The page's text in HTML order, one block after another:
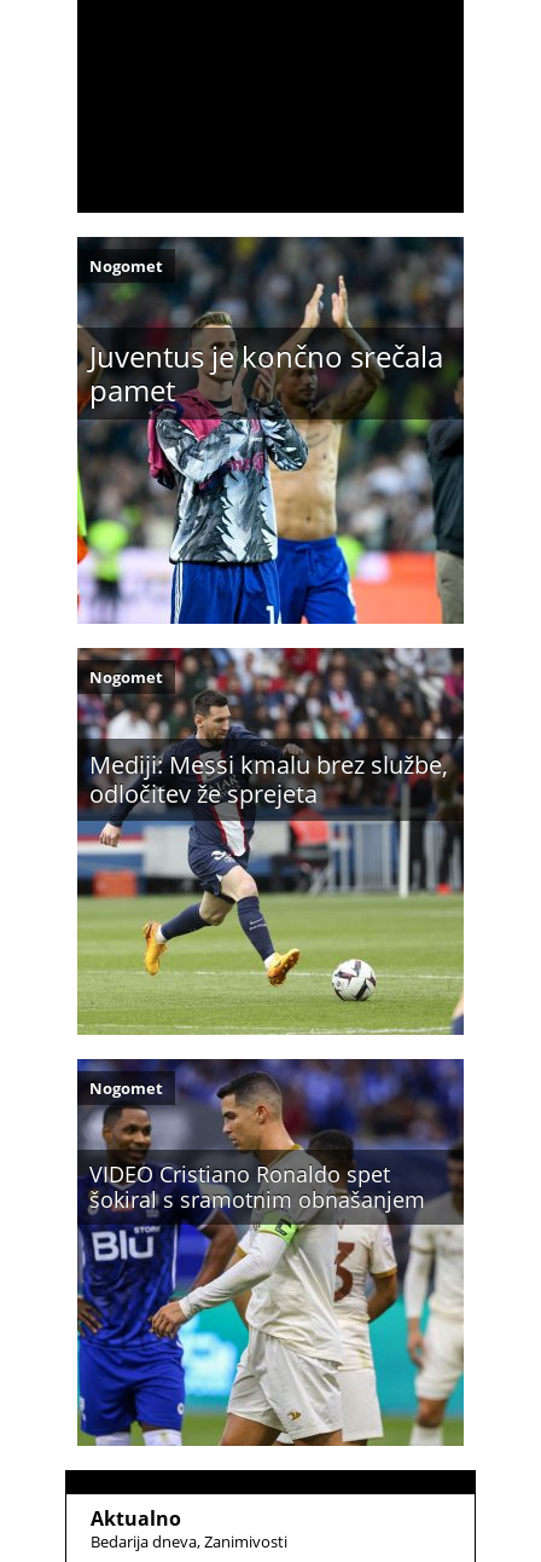
Juventus je končno srečala
pamet
Nogomet
Mediji: Messi kmalu brez službe,
odločitev že sprejeta
Nogomet
VIDEO Cristiano Ronaldo spet
šokiral s sramotnim obnašanjem
Nogomet
Aktualno
Bedarija dneva Zanimivosti